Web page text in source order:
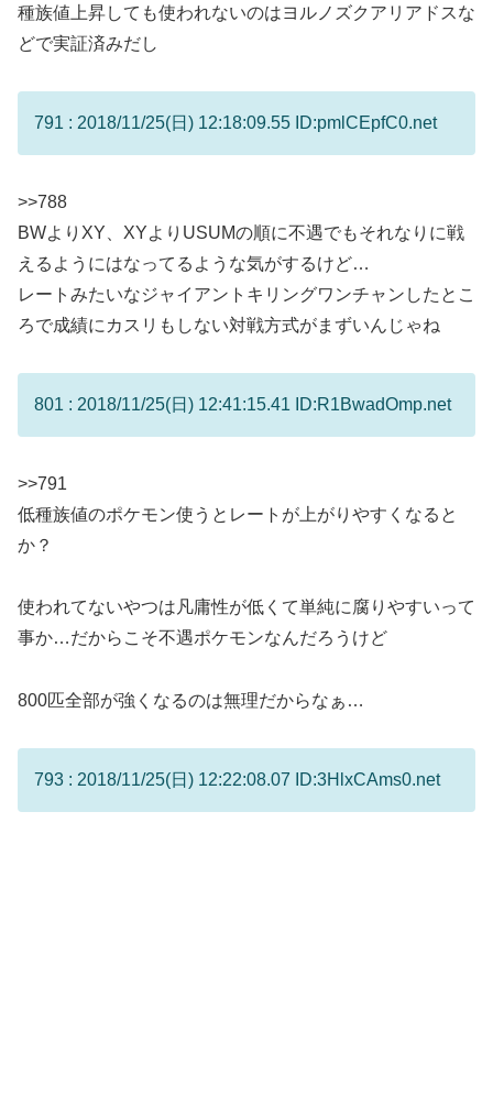
種族値上昇しても使われないのはヨルノズクアリアドスな
どで実証済みだし
791 : 2018/11/25(日) 12:18:09.55 ID:pmlCEpfC0.net
>>788
BWよりXY、XYよりUSUMの順に不遇でもそれなりに戦
えるようにはなってるような気がするけど…
レートみたいなジャイアントキリングワンチャンしたとこ
ろで成績にカスリもしない対戦方式がまずいんじゃね
801 : 2018/11/25(日) 12:41:15.41 ID:R1BwadOmp.net
>>791
低種族値のポケモン使うとレートが上がりやすくなると
か？
使われてないやつは凡庸性が低くて単純に腐りやすいって
事か…だからこそ不遇ポケモンなんだろうけど
800匹全部が強くなるのは無理だからなぁ…
793 : 2018/11/25(日) 12:22:08.07 ID:3HlxCAms0.net